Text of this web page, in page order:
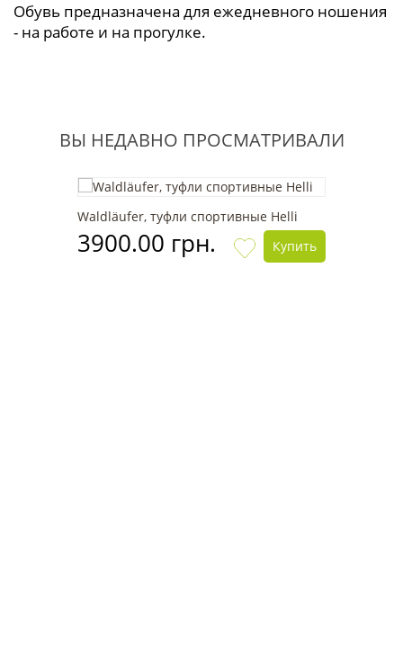
Обувь предназначена для ежедневного ношения
- на работе и на прогулке.
ВЫ НЕДАВНО ПРОСМАТРИВАЛИ
Waldläufer, туфли спортивные Helli
3900.00 грн. Купить